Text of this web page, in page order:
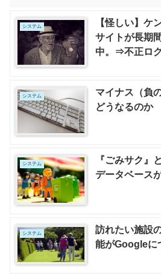
システム
【怪しい】ケ
サイトが長期
中。⇒不正ロ
システム
マイナス（負
どうなるのか
システム
『ごみサク』
データベース
システム
訪れたい施設
能がGoogleに